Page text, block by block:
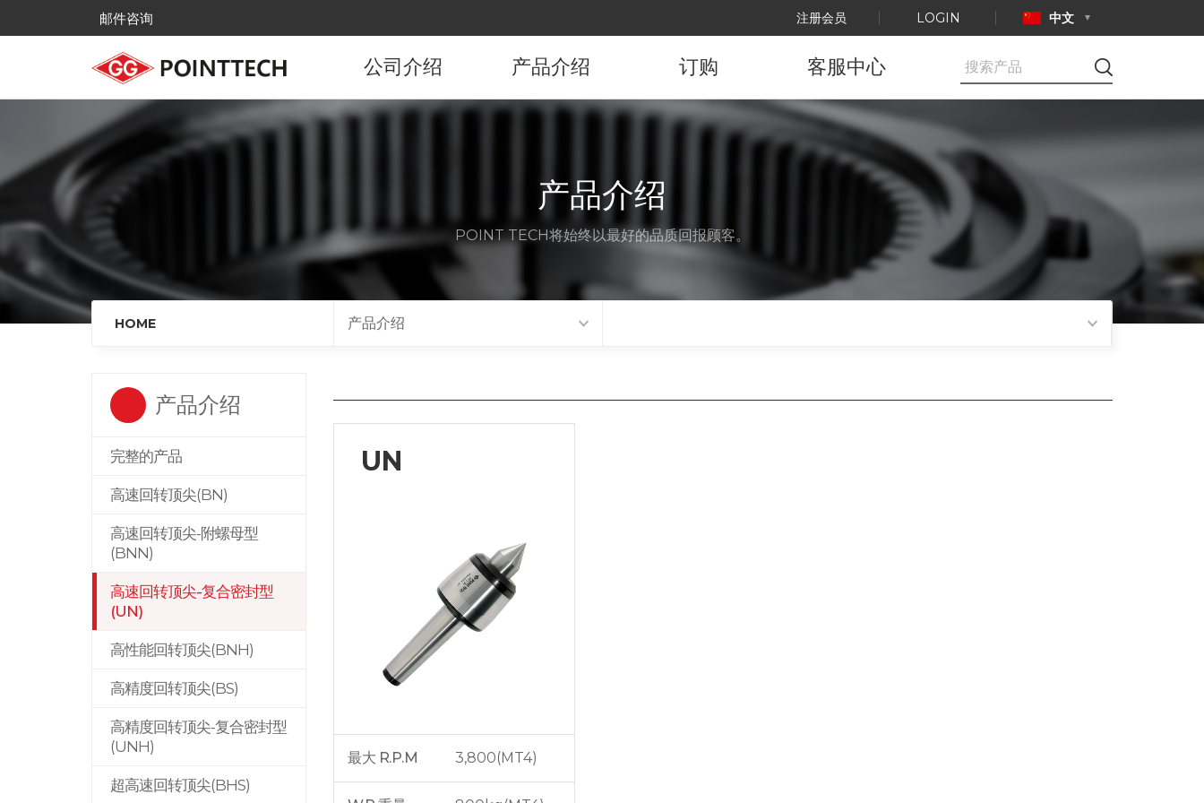
邮件咨询 注册会员 LOGIN 中文
公司介绍
全国代理店
产品介绍 订购
订购产品
客服中心
公告事项
E-mail咨询
产品介绍
POINT TECH将始终以最好的品质回报顾客。
HOME 产品介绍
产品介绍
完整的产品
高速回转顶尖(BN)
高速回转顶尖-附螺母型
(BNN)
高速回转顶尖-复合密封型
(UN)
高性能回转顶尖(BNH)
高精度回转顶尖(BS)
高精度回转顶尖-复合密封型
(UNH)
超高速回转顶尖(BHS)
UN
最大 R.P.M 3,800(MT4)